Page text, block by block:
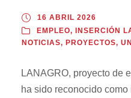
16 ABRIL 2026
EMPLEO, INSERCIÓN
NOTICIAS, PROYECTOS,
LANAGRO, proyecto de
ha sido reconocido como